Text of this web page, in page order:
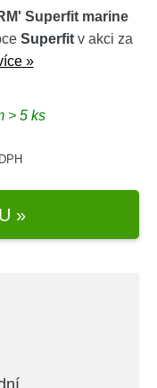
Superfit marine
Superfitv akci za
»
> 5 ks
»